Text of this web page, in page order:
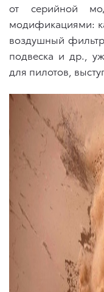
от серийной
модификациями:
воздушный
подвеска и др.,
для пилотов,